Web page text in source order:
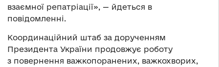
взаємної репатріації», — йдеться в
повідомленні.
Координаційний штаб за дорученням
Президента України продовжує роботу
з повернення важкопоранених, важкохворих,